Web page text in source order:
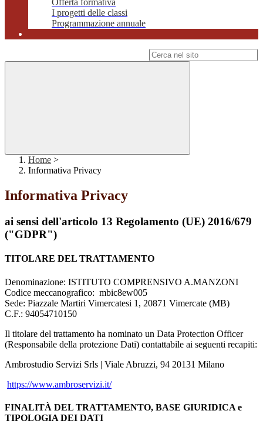
Offerta formativa
I progetti delle classi
Programmazione annuale
Home >
Informativa Privacy
Informativa Privacy
ai sensi dell'articolo 13 Regolamento (UE) 2016/679
("GDPR")
TITOLARE DEL TRATTAMENTO
Denominazione: ISTITUTO COMPRENSIVO A.MANZONI
Codice meccanografico: mbic8ew005
Sede: Piazzale Martiri Vimercatesi 1, 20871 Vimercate (MB)
C.F.: 94054710150
Il titolare del trattamento ha nominato un Data Protection Officer
(Responsabile della protezione Dati) contattabile ai seguenti recapiti:
Ambrostudio Servizi Srls | Viale Abruzzi, 94 20131 Milano
https://www.ambroservizi.it/
FINALITÀ DEL TRATTAMENTO, BASE GIURIDICA e
TIPOLOGIA DEI DATI